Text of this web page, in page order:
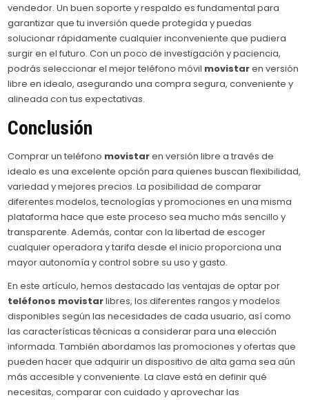
vendedor. Un buen soporte y respaldo es fundamental para
garantizar que tu inversión quede protegida y puedas
solucionar rápidamente cualquier inconveniente que pudiera
surgir en el futuro. Con un poco de investigación y paciencia,
podrás seleccionar el mejor teléfono móvil movistaren versión
libre en idealo, asegurando una compra segura, conveniente y
alineada con tus expectativas.
Conclusión
Comprar un teléfono movistaren versión libre a través de
idealo es una excelente opción para quienes buscan flexibilidad,
variedad y mejores precios. La posibilidad de comparar
diferentes modelos, tecnologías y promociones en una misma
plataforma hace que este proceso sea mucho más sencillo y
transparente. Además, contar con la libertad de escoger
cualquier operadora y tarifa desde el inicio proporciona una
mayor autonomía y control sobre su uso y gasto.
En este artículo, hemos destacado las ventajas de optar por
teléfonos movistarlibres, los diferentes rangos y modelos
disponibles según las necesidades de cada usuario, así como
las características técnicas a considerar para una elección
informada. También abordamos las promociones y ofertas que
pueden hacer que adquirir un dispositivo de alta gama sea aún
más accesible y conveniente. La clave está en definir qué
necesitas, comparar con cuidado y aprovechar las